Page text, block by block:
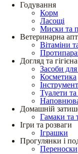
Годування
Корм
Ласощі
Миски та
Ветеринарна
Вітаміни
Догляд та гігієна
Засоби
Косметика
Туалети
Домашній
Гамаки та
Ігри та розваги
Іграшки
Прогулянки і
Переноски